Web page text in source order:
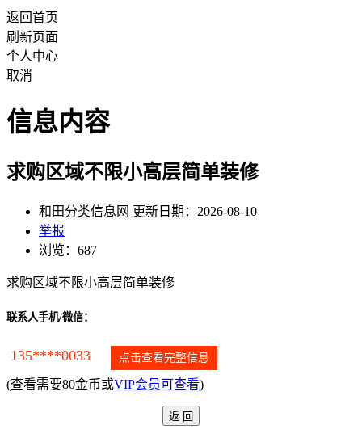
返回首页
刷新页面
个人中心
取消
信息内容
求购区域不限小高层简单装修
和田分类信息网 更新日期：2026-08-10
举报
浏览：687
求购区域不限小高层简单装修
联系人手机/微信：
135****0033 点击查看完整信息
(查看需要80金币或VIP会员可查看)